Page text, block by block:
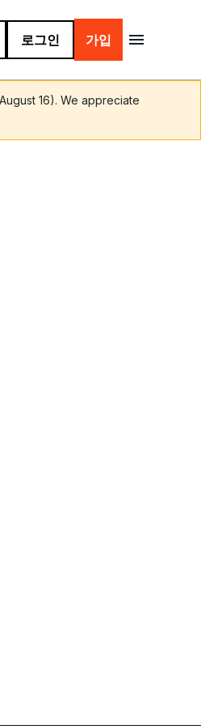
로그인 가입
16). We appreciate